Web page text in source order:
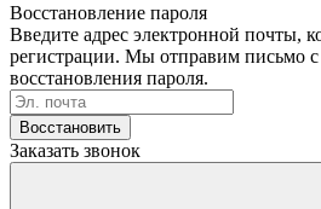
Восстановление пароля
Введите адрес электронной почты,
регистрации. Мы отправим письмо
восстановления пароля.
Восстановить
Заказать звонок